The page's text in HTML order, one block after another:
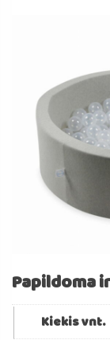
Papildoma
Kiekis vnt.